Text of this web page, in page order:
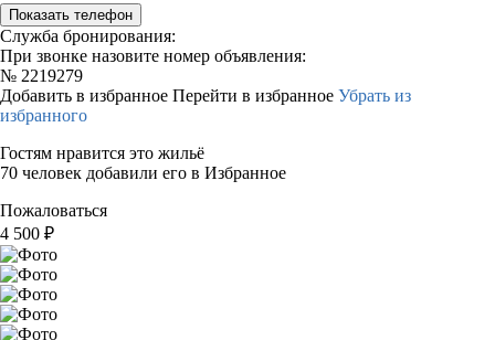
Показать телефон
Служба бронирования:
При звонке назовите номер объявления:
№ 2219279
Добавить в избранное Перейти в избранное Убрать из
избранного
Гостям нравится это жильё
70 человек добавили его в Избранное
Пожаловаться
4 500 ₽